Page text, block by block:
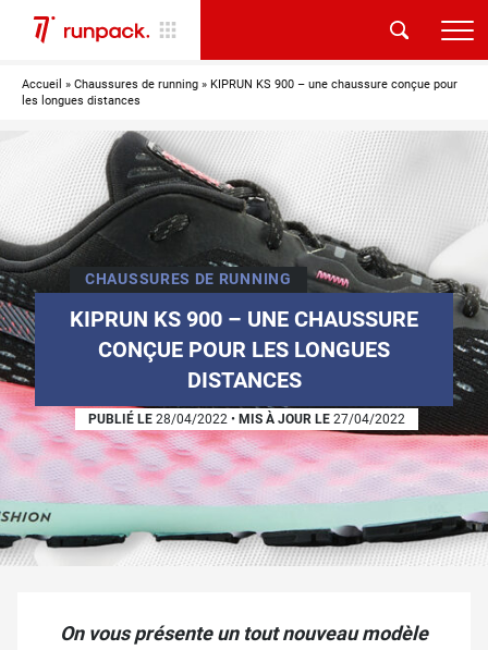
Accueil » Chaussures de running » KIPRUN KS 900 – une chaussure conçue pour
les longues distances
CHAUSSURES DE RUNNING
KIPRUN KS 900 – UNE CHAUSSURE
CONÇUE POUR LES LONGUES
DISTANCES
PUBLIÉ LE 28/04/2022 • MIS À JOUR LE 27/04/2022
On vous présente un tout nouveau modèle